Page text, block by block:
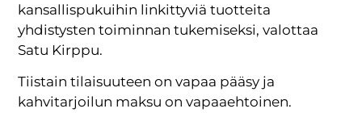
kansallispukuihin linkittyviä tuotteita
yhdistysten toiminnan tukemiseksi, valottaa
Satu Kirppu.
Tiistain tilaisuuteen on vapaa pääsy ja
kahvitarjoilun maksu on vapaaehtoinen.